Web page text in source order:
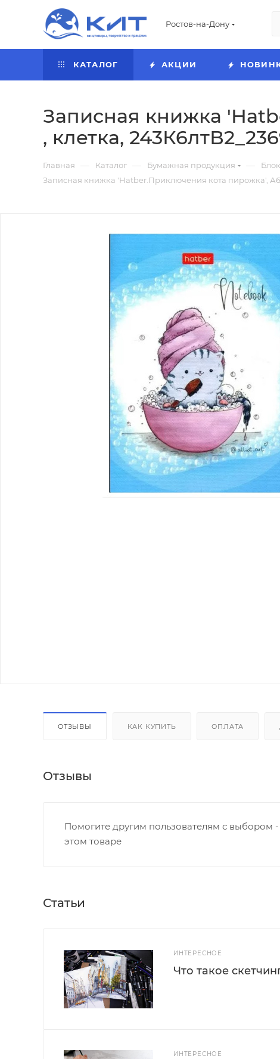
Ростов-на-Дону
КАТАЛОГ АКЦИИ
Записная книжка
, клетка,
Главная — Каталог — Бумажная продукция —
Записная книжка 'Hatber.Приключения кота пирожка', А6
ОТЗЫВЫ КАК КУПИТЬ ОПЛАТА
Отзывы
Помогите другим пользователям с выбором
этом товаре
Статьи
ИНТЕРЕСНОЕ
Что такое
ИНТЕРЕСНОЕ